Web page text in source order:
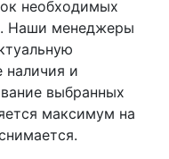
необходимых
Наши менеджеры
и
выбранных
максимум на